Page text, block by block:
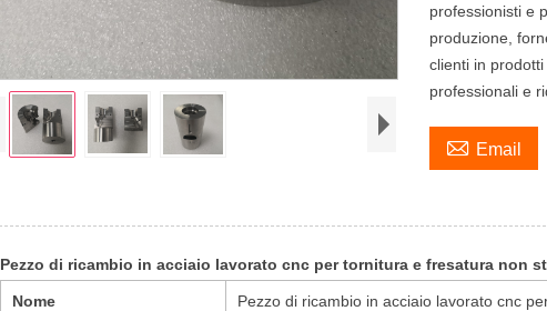
professionisti e
produzione,
clienti in
professionali e
 Email
Pezzo di ricambio in acciaio lavorato cnc per tornitura e fresatura non
Nome Pezzo di ricambio in acciaio lavorato cnc